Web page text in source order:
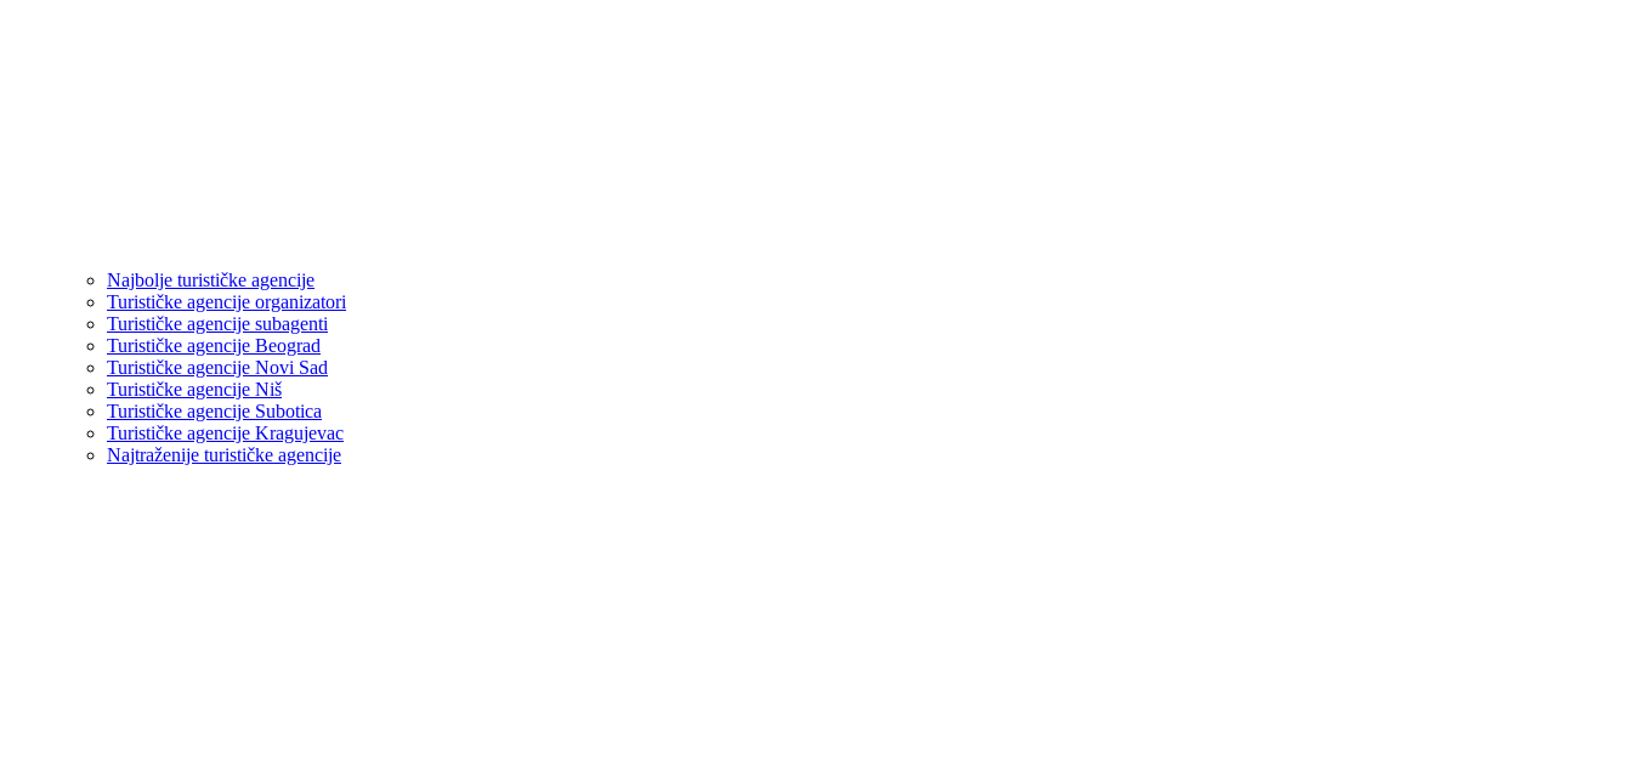
Najbolje turističke agencije
Turističke agencije organizatori
Turističke agencije subagenti
Turističke agencije Beograd
Turističke agencije Novi Sad
Turističke agencije Niš
Turističke agencije Subotica
Turističke agencije Kragujevac
Najtraženije turističke agencije